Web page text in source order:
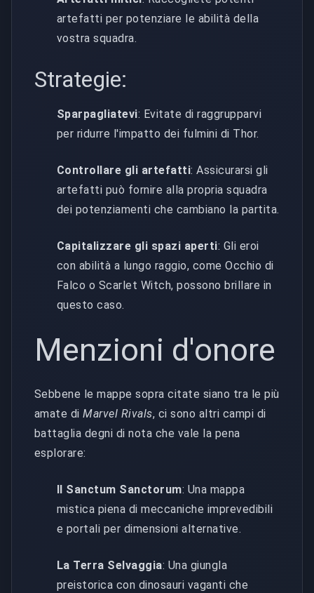
artefatti per potenziare le abilità della
vostra squadra.
Strategie:
Sparpagliatevi: Evitate di raggrupparvi
per ridurre l'impatto dei fulmini di Thor.
Controllare gli artefatti: Assicurarsi gli
artefatti può fornire alla propria squadra
dei potenziamenti che cambiano la partita.
Capitalizzare gli spazi aperti: Gli eroi
con abilità a lungo raggio, come Occhio di
Falco o Scarlet Witch, possono brillare in
questo caso.
Menzioni d'onore
Sebbene le mappe sopra citate siano tra le più
amate diMarvel Rivals, ci sono altri campi di
battaglia degni di nota che vale la pena
esplorare:
Il Sanctum Sanctorum: Una mappa
mistica piena di meccaniche imprevedibili
e portali per dimensioni alternative.
La Terra Selvaggia: Una giungla
preistorica con dinosauri vaganti che